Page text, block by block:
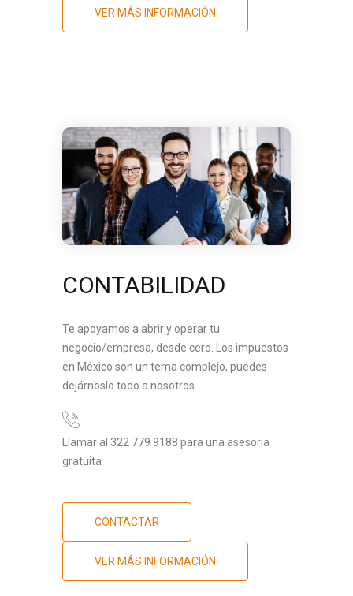
VER MÁS INFORMACIÓN
CONTABILIDAD
Te apoyamos a abrir y operar tu
negocio/empresa, desde cero. Los impuestos
en México son un tema complejo, puedes
dejárnoslo todo a nosotros
Llamar al 322 779 9188 para una asesoría
gratuita
CONTACTAR
VER MÁS INFORMACIÓN